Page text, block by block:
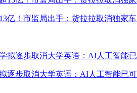
亿！市监局出手：货拉拉取消独家
逐步取消大学英语：AI人工智能已